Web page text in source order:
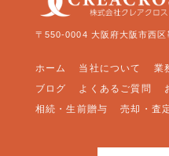
〒550-0004 大阪府大阪市西
ホーム 当社について 業
ブログ
よくあるご質問
相続・生前贈与
売却・査